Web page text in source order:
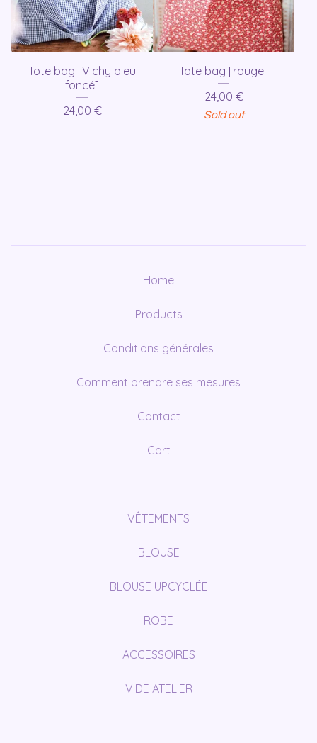
Tote bag [Vichy bleu
foncé]
24,00 €
Tote bag [rouge]
24,00 €
Sold out
Home
Products
Conditions générales
Comment prendre ses mesures
Contact
Cart
VÊTEMENTS
BLOUSE
BLOUSE UPCYCLÉE
ROBE
ACCESSOIRES
VIDE ATELIER